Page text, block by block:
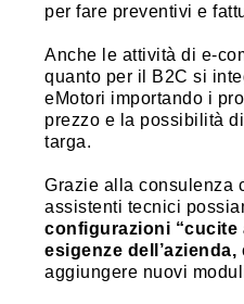
per fare preventivi e
Anche le attività di e-
quanto per il B2C si
eMotori importando i
prezzo e la possibilità
targa.
Grazie alla consulenza
assistenti tecnici
configurazioni “cucite
esigenze dell’azienda,
aggiungere nuovi